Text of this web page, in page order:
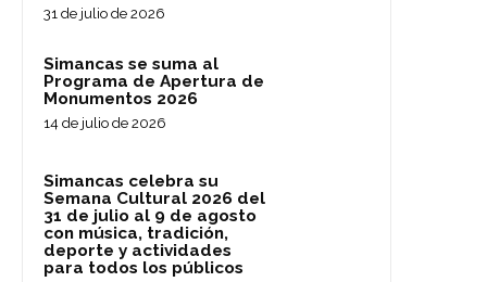
31 de julio de 2026
Simancas se suma al
Programa de Apertura de
Monumentos 2026
14 de julio de 2026
Simancas celebra su
Semana Cultural 2026 del
31 de julio al 9 de agosto
con música, tradición,
deporte y actividades
para todos los públicos